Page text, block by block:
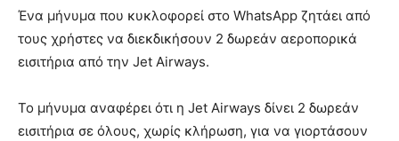
Ένα μήνυμα που κυκλοφορεί στο WhatsApp ζητάει από
τους χρήστες να διεκδικήσουν 2 δωρεάν αεροπορικά
εισιτήρια από την Jet Airways.
Το μήνυμα αναφέρει ότι η Jet Airways δίνει 2 δωρεάν
εισιτήρια σε όλους, χωρίς κλήρωση, για να γιορτάσουν